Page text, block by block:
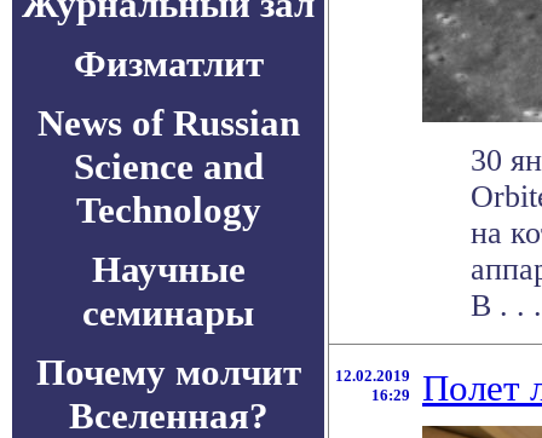
Физматлит
News of Russian
Science and
Technology
Научные
семинары
Почему молчит
Вселенная?
30
на
В . . .
12.02.2019
16:29
Полет